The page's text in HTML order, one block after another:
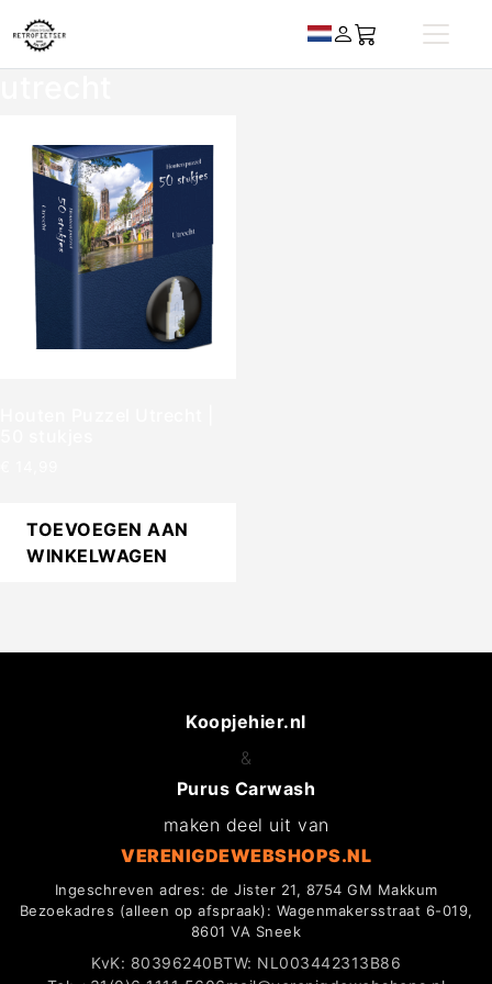
TOEVOEGEN AAN
WINKELWAGEN
Koopjehier.nl
&
Purus Carwash
maken deel uit van
VERENIGDEWEBSHOPS.NL
Ingeschreven adres: de Jister 21, 8754 GM Makkum
Bezoekadres (alleen op afspraak): Wagenmakersstraat 6-019,
8601 VA Sneek
KvK: 80396240BTW: NL003442313B86